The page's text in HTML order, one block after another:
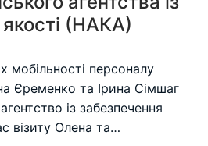
(НАКА)
персоналу
Єременко та Ірина Сімшаг
із забезпечення
візиту Олена та…